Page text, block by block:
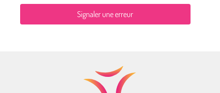
Signaler une erreur